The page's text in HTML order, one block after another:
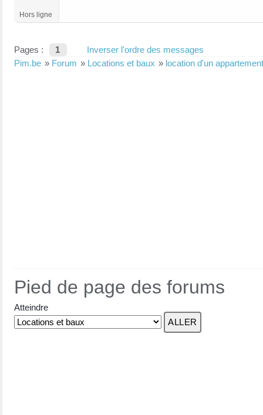
Hors ligne
Pages : 1
Inverser l'ordre des messages
Pim.be » Forum » Locations et baux » location d'un
Pied de page des forums
Atteindre